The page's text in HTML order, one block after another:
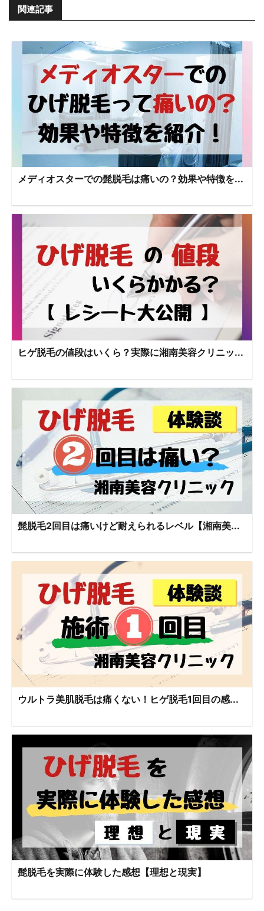
関連記事
メディオスターでの髭脱毛は痛いの？効果や特徴を...
ヒゲ脱毛の値段はいくら？実際に湘南美容クリニッ...
髭脱毛2回目は痛いけど耐えられるレベル【湘南美...
ウルトラ美肌脱毛は痛くない！ヒゲ脱毛1回目の感...
髭脱毛を実際に体験した感想【理想と現実】